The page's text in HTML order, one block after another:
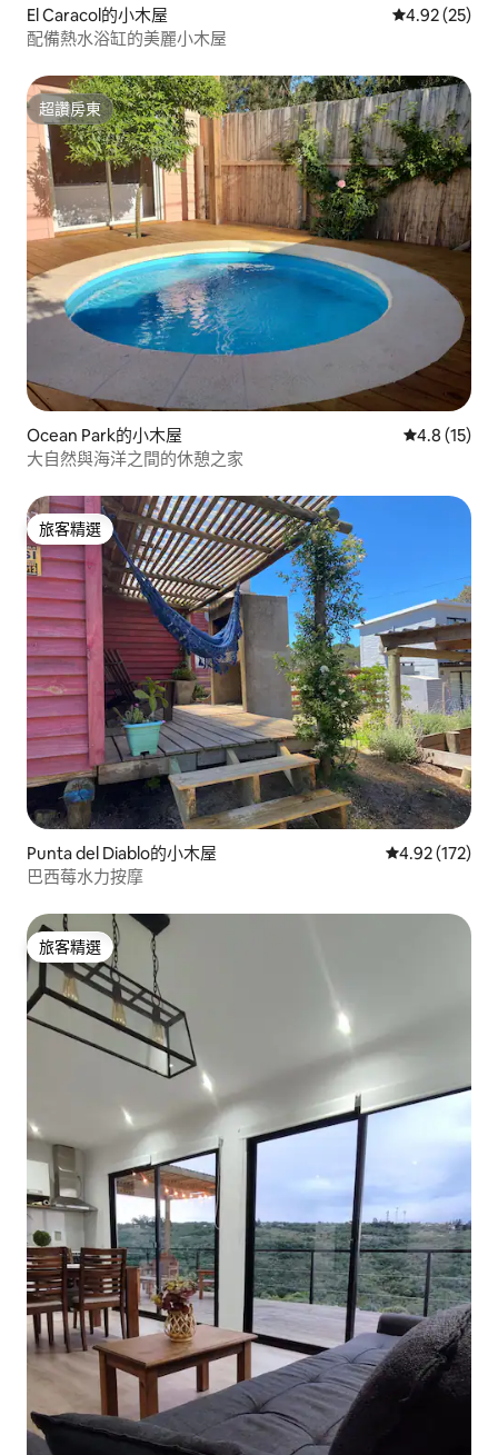
El Caracol的小木屋 從 25 則評價
4.92 (25)
配備熱水浴缸的美麗小木屋
超讚房東
超讚房東
Ocean Park的小木屋 從 15 則評
4.8 (15)
大自然與海洋之間的休憩之家
旅客精選
旅客精選
Punta del Diablo的小木屋 從 172 則評價
4.92 (172)
巴西莓水力按摩
旅客精選
旅客精選